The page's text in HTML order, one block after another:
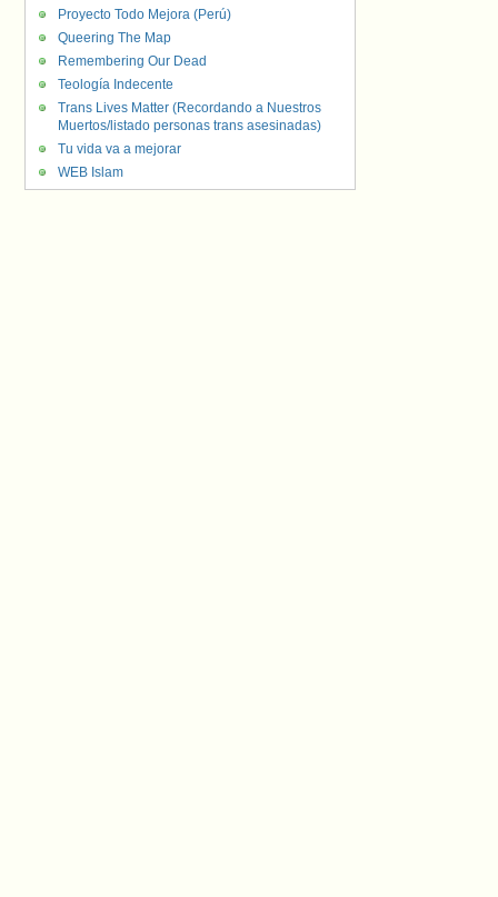
Proyecto Todo Mejora (Perú)
Queering The Map
Remembering Our Dead
Teología Indecente
Trans Lives Matter (Recordando a Nuestros
Muertos/listado personas trans asesinadas)
Tu vida va a mejorar
WEB Islam